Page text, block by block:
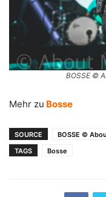
BOSSE ©
Mehr zu Bosse
SOURCE
BOSSE ©
TAGS
Bosse